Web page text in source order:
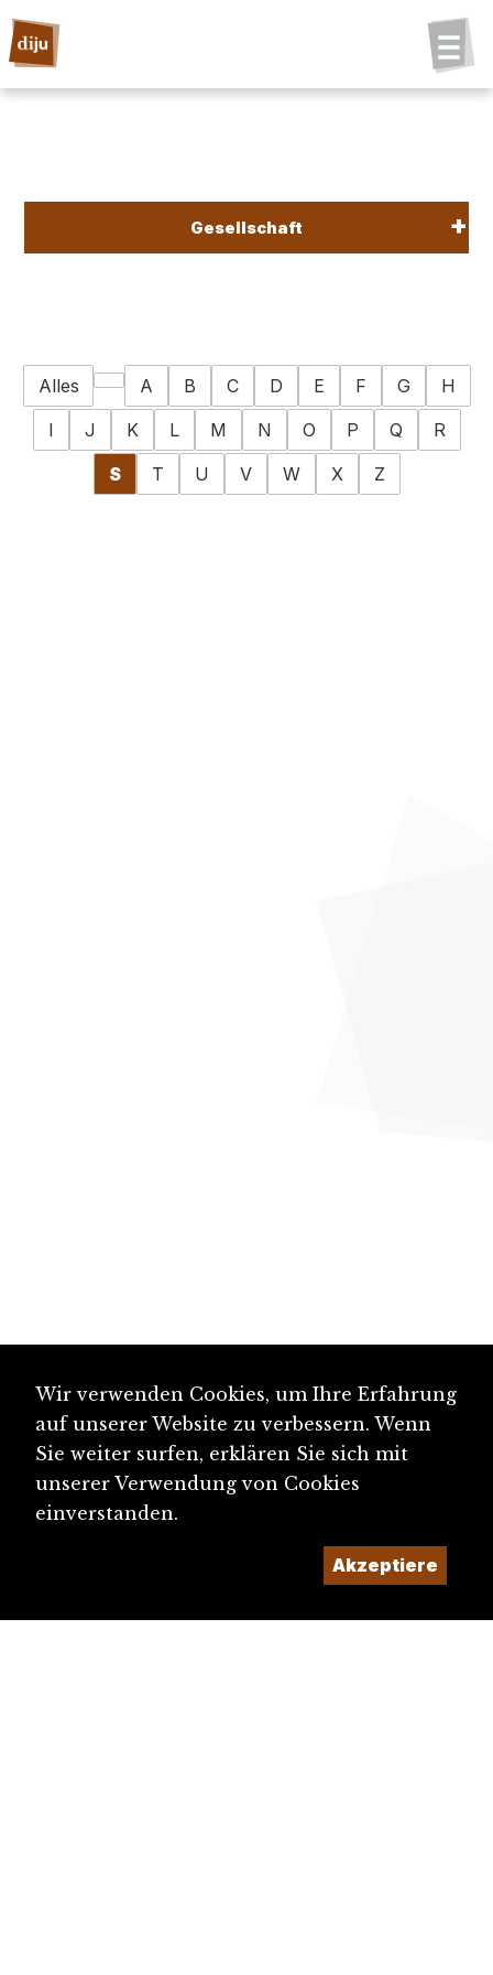
Gesellschaft
Alles A B C D E F G
H
I
J K L M N O P Q
R
S
T U V W X Z
Wir verwenden Cookies, um Ihre Erfahrung
auf unserer Website zu verbessern. Wenn
Sie weiter surfen, erklären Sie sich mit
unserer Verwendung von Cookies
einverstanden.
Akzeptiere